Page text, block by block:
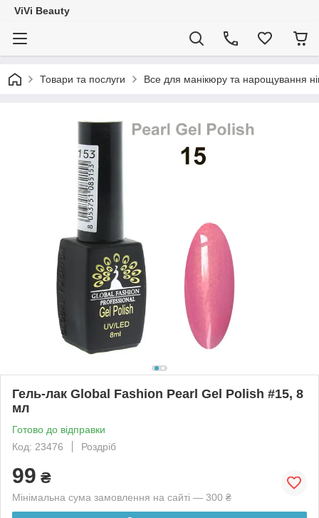
ViVi Beauty
Товари та послуги Все для манікюру та нарощування
Гель-лак Global Fashion Pearl Gel Polish #15, 8
мл
Готово до відправки
Код: 23476
Роздріб
99 ₴
Мінімальна сума замовлення на сайті — 300 ₴